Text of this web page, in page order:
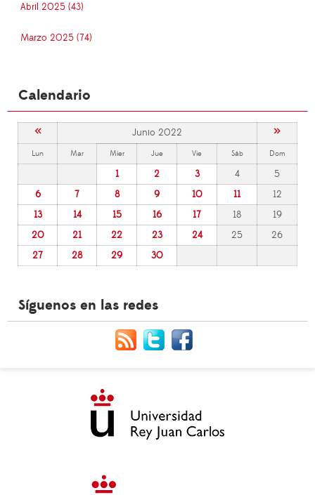
Abril 2025 (43)
Marzo 2025 (74)
Calendario
« Junio 2022 »
Lun Mar Mier Jue Vie Sáb Dom
1 2 3 4
5
6
7 8 9 10 11
12
13
14 15 16 17 18
19
20
21 22 23 24 25
26
27
28 29 30
Síguenos en las redes